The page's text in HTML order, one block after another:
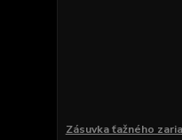
Zásuvka ťažného